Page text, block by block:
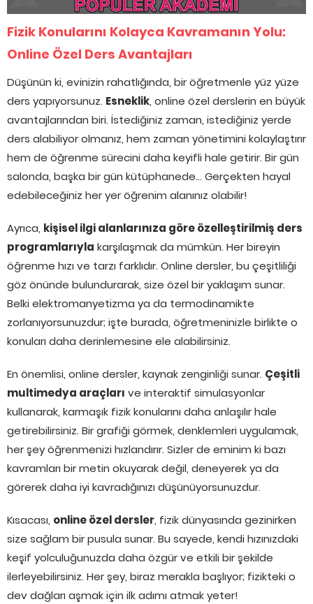
Fizik Konularını Kolayca Kavramanın Yolu:
Online Özel Ders Avantajları
Düşünün ki, evinizin rahatlığında, bir öğretmenle yüz yüze
ders yapıyorsunuz. Esneklik, online özel derslerin en büyük
avantajlarından biri. İstediğiniz zaman, istediğiniz yerde
ders alabiliyor olmanız, hem zaman yönetimini kolaylaştırır
hem de öğrenme sürecini daha keyifli hale getirir. Bir gün
salonda, başka bir gün kütüphanede… Gerçekten hayal
edebileceğiniz her yer öğrenim alanınız olabilir!
Ayrıca, kişisel ilgi alanlarınıza göre özelleştirilmiş ders
programlarıyla karşılaşmak da mümkün. Her bireyin
öğrenme hızı ve tarzı farklıdır. Online dersler, bu çeşitliliği
göz önünde bulundurarak, size özel bir yaklaşım sunar.
Belki elektromanyetizma ya da termodinamikte
zorlanıyorsunuzdur; işte burada, öğretmeninizle birlikte o
konuları daha derinlemesine ele alabilirsiniz.
En önemlisi, online dersler, kaynak zenginliği sunar. Çeşitli
multimedya araçları ve interaktif simulasyonlar
kullanarak, karmaşık fizik konularını daha anlaşılır hale
getirebilirsiniz. Bir grafiği görmek, denklemleri uygulamak,
her şey öğrenmenizi hızlandırır. Sizler de eminim ki bazı
kavramları bir metin okuyarak değil, deneyerek ya da
görerek daha iyi kavradığınızı düşünüyorsunuzdur.
Kısacası, online özel dersler, fizik dünyasında gezinirken
size sağlam bir pusula sunar. Bu sayede, kendi hızınızdaki
keşif yolculuğunuzda daha özgür ve etkili bir şekilde
ilerleyebilirsiniz. Her şey, biraz merakla başlıyor; fizikteki o
dev dağları aşmak için ilk adımı atmak yeter!